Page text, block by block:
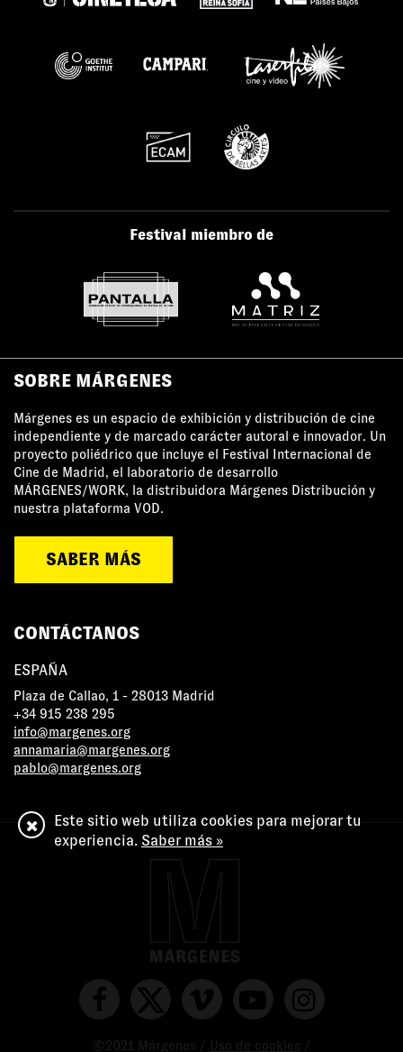
Festival miembro de
SOBRE MÁRGENES
Márgenes es un espacio de exhibición y distribución de cine
independiente y de marcado carácter autoral e innovador. Un
proyecto poliédrico que incluye el Festival Internacional de
Cine de Madrid, el laboratorio de desarrollo
MÁRGENES/WORK, la distribuidora Márgenes Distribución y
nuestra plataforma VOD.
SABER MÁS
CONTÁCTANOS
ESPAÑA
Plaza de Callao, 1 - 28013 Madrid
+34 915 238 295
info@margenes.org
annamaria@margenes.org
pablo@margenes.org
©2021 Márgenes / Uso de cookies
Este sitio web utiliza cookies para mejorar tu
experiencia. Saber más »